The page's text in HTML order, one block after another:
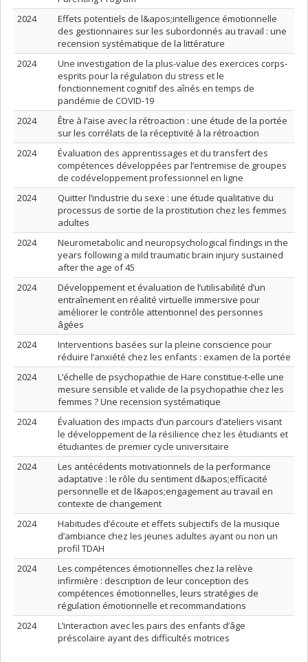
2024
Effets potentiels de l&apos;intelligence émotionnelle
des gestionnaires sur les subordonnés au travail : une
recension systématique de la littérature
2024
Une investigation de la plus-value des exercices corps-
esprits pour la régulation du stress et le
fonctionnement cognitif des aînés en temps de
pandémie de COVID-19
2024
Être à l’aise avec la rétroaction : une étude de la portée
sur les corrélats de la réceptivité à la rétroaction
2024
Évaluation des apprentissages et du transfert des
compétences développées par l’entremise de groupes
de codéveloppement professionnel en ligne
2024
Quitter l’industrie du sexe : une étude qualitative du
processus de sortie de la prostitution chez les femmes
adultes
2024
Neurometabolic and neuropsychological findings in the
years following a mild traumatic brain injury sustained
after the age of 45
2024
Développement et évaluation de l’utilisabilité d’un
entraînement en réalité virtuelle immersive pour
améliorer le contrôle attentionnel des personnes
âgées
2024
Interventions basées sur la pleine conscience pour
réduire l’anxiété chez les enfants : examen de la portée
2024
L’échelle de psychopathie de Hare constitue-t-elle une
mesure sensible et valide de la psychopathie chez les
femmes ? Une recension systématique
2024
Évaluation des impacts d’un parcours d’ateliers visant
le développement de la résilience chez les étudiants et
étudiantes de premier cycle universitaire
2024
Les antécédents motivationnels de la performance
adaptative : le rôle du sentiment d&apos;efficacité
personnelle et de l&apos;engagement au travail en
contexte de changement
2024
Habitudes d’écoute et effets subjectifs de la musique
d’ambiance chez les jeunes adultes ayant ou non un
profil TDAH
2024
Les compétences émotionnelles chez la relève
infirmière : description de leur conception des
compétences émotionnelles, leurs stratégies de
régulation émotionnelle et recommandations
2024
L’interaction avec les pairs des enfants d’âge
préscolaire ayant des difficultés motrices